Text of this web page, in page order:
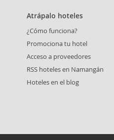
Atrápalo hoteles
¿Cómo funciona?
Promociona tu hotel
Acceso a proveedores
RSS hoteles en Namangán
Hoteles en el blog